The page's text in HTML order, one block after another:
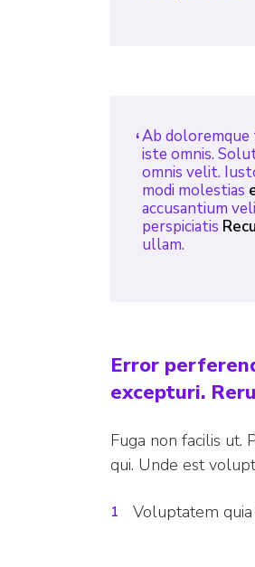
Ab doloremque
iste omnis.
omnis velit.
modi molestias
accusantium
perspiciatis
ullam.
Error
excepturi.
Fuga non facilis ut.
qui. Unde est
Voluptatem